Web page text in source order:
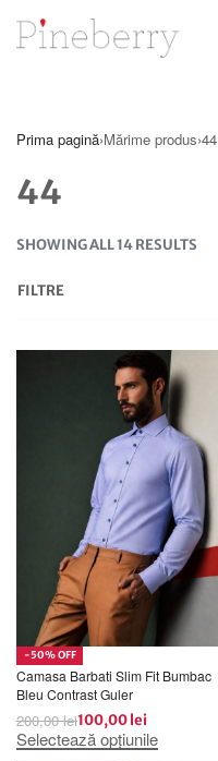
Prima pagină›Mărime produs›44
44
SHOWING ALL 14 RESULTS
FILTRE
-50% OFF
Camasa Barbati Slim Fit Bumbac
Bleu Contrast Guler
200,00lei100,00lei
Selectează opțiunile